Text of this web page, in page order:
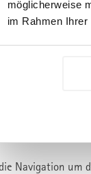
möglicherweise
im Rahmen
unsere Inhalte
Navigation